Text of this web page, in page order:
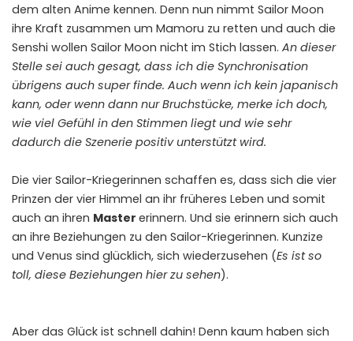
dem alten Anime kennen. Denn nun nimmt Sailor Moon
ihre Kraft zusammen um Mamoru zu retten und auch die
Senshi wollen Sailor Moon nicht im Stich lassen. An dieser
Stelle sei auch gesagt, dass ich die Synchronisation
übrigens auch super finde. Auch wenn ich kein japanisch
kann, oder wenn dann nur Bruchstücke, merke ich doch,
wie viel Gefühl in den Stimmen liegt und wie sehr
dadurch die Szenerie positiv unterstützt wird.
Die vier Sailor-Kriegerinnen schaffen es, dass sich die vier
Prinzen der vier Himmel an ihr früheres Leben und somit
auch an ihren Master erinnern. Und sie erinnern sich auch
an ihre Beziehungen zu den Sailor-Kriegerinnen. Kunzize
und Venus sind glücklich, sich wiederzusehen (Es ist so
toll, diese Beziehungen hier zu sehen).
Aber das Glück ist schnell dahin! Denn kaum haben sich